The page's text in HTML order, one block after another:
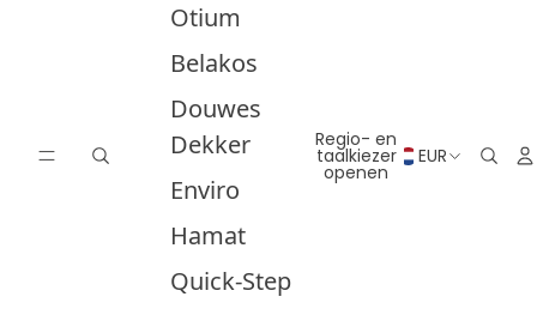
Otium
Belakos
Douwes
Dekker
Enviro
Hamat
Quick-Step
Regio- en
taalkiezer
openen
EUR